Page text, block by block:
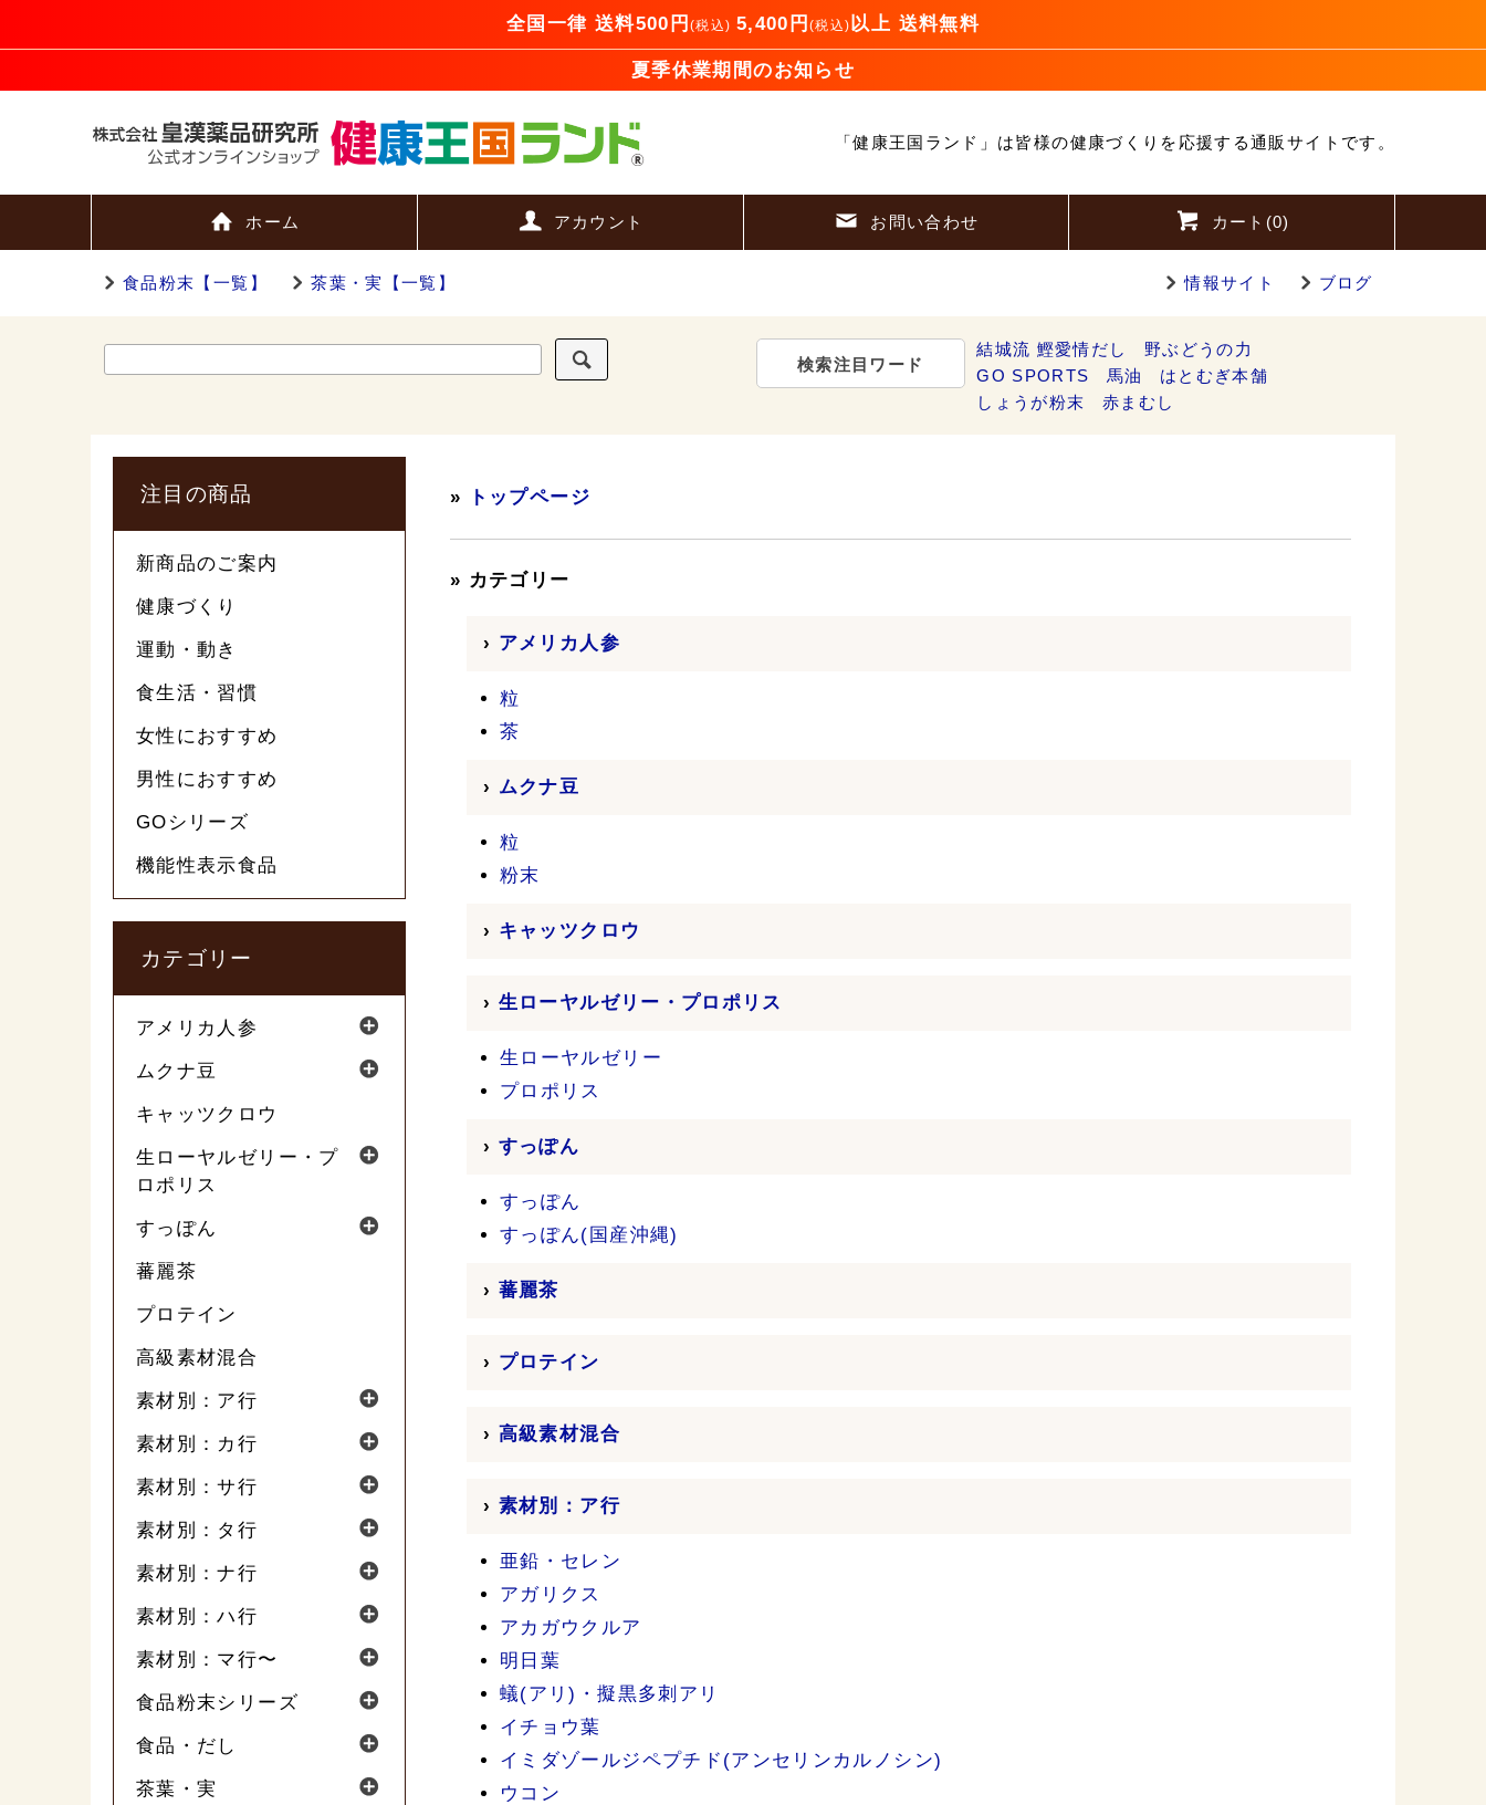
全国一律 送料500円 (税込) 5,400円 (税込)以上 送料無料
夏季休業期間のお知らせ
「健康王国ランド」は皆様の健康づくりを応援する通販サイトです。
ホーム アカウント お問い合わせ カート(0)
食品粉末【一覧】 茶葉・実【一覧】 情報サイト ブログ
検索注目ワード
結城流 鰹愛情だし
野ぶどうの力
GO SPORTS
馬油
はとむぎ本舗
しょうが粉末
赤まむし
» トップページ
» カテゴリー
› アメリカ人参
粒
茶
› ムクナ豆
粒
粉末
› キャッツクロウ
› 生ローヤルゼリー・プロポリス
生ローヤルゼリー
プロポリス
› すっぽん
すっぽん
すっぽん(国産沖縄)
› 蕃麗茶
› プロテイン
› 高級素材混合
› 素材別：ア行
亜鉛・セレン
アガリクス
アカガウクルア
明日葉
蟻(アリ)・擬黒多刺アリ
イチョウ葉
イミダゾールジペプチド(アンセリンカルノシン)
ウコン
注目の商品
新商品のご案内
健康づくり
運動・動き
食生活・習慣
女性におすすめ
男性におすすめ
GOシリーズ
機能性表示食品
カテゴリー
アメリカ人参
ムクナ豆
キャッツクロウ
生ローヤルゼリー・プ
ロポリス
すっぽん
蕃麗茶
プロテイン
高級素材混合
素材別：ア行
素材別：カ行
素材別：サ行
素材別：タ行
素材別：ナ行
素材別：ハ行
素材別：マ行〜
食品粉末シリーズ
食品・だし
茶葉・実